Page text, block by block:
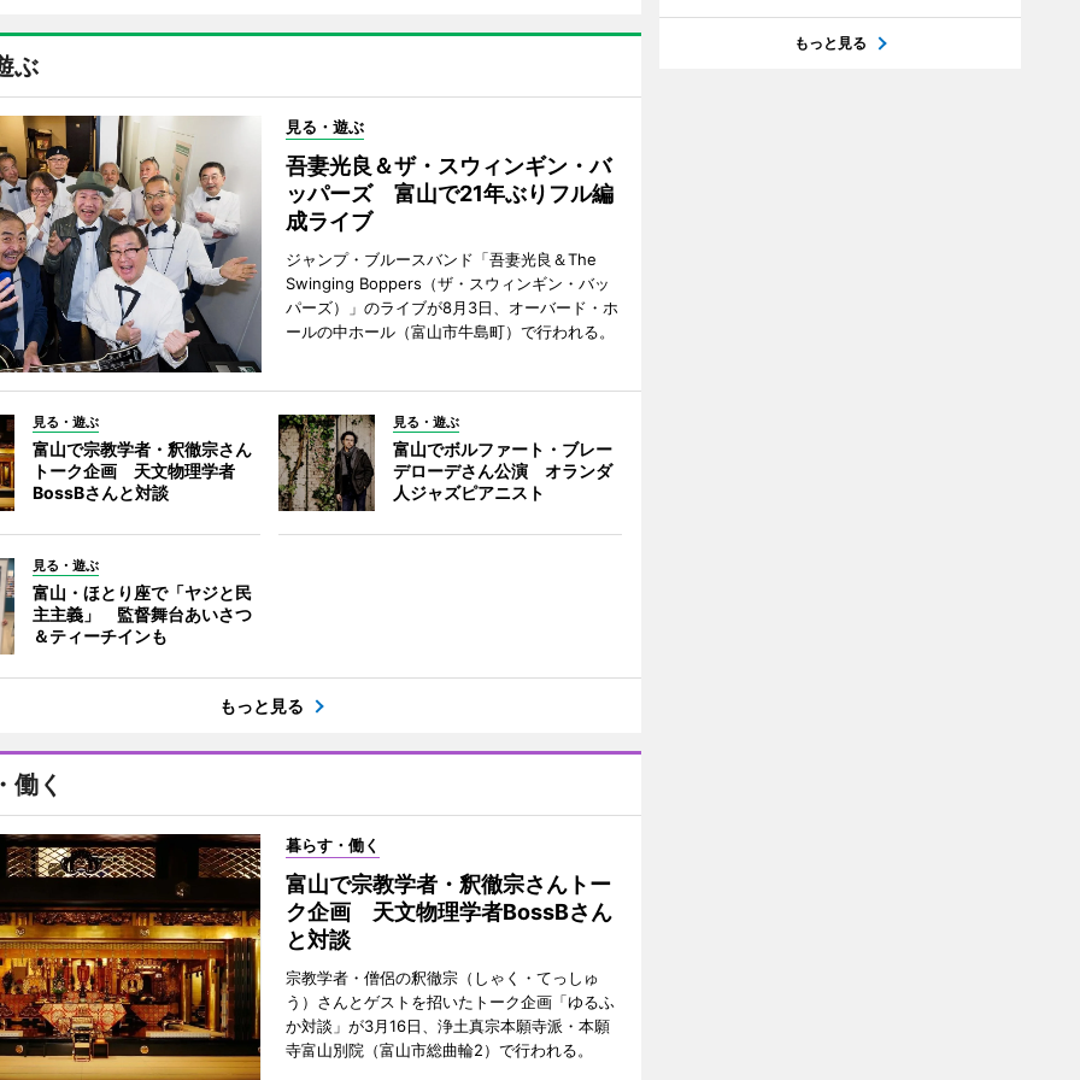
ぶ
見る・遊ぶ
吾妻光良＆ザ・スウィンギン・バ
ッパーズ 富山で21年ぶりフル編
成ライブ
ジャンプ・ブルースバンド「吾妻光良＆The
Swinging Boppers（ザ・スウィンギン・バッ
パーズ）」のライブが8月3日、オーバード・ホ
ールの中ホール（富山市牛島町）で行われる。
見る・遊ぶ
富山で宗教学者・釈徹宗さん
トーク企画 天文物理学者
BossBさんと対談
見る・遊ぶ
富山でボルファート・ブレー
デローデさん公演 オランダ
人ジャズピアニスト
見る・遊ぶ
富山・ほとり座で「ヤジと民
主主義」 監督舞台あいさつ
＆ティーチインも
もっと見る
働く
暮らす・働く
富山で宗教学者・釈徹宗さんトー
ク企画 天文物理学者BossBさん
と対談
宗教学者・僧侶の釈徹宗（しゃく・てっしゅ
う）さんとゲストを招いたトーク企画「ゆるふ
か対談」が3月16日、浄土真宗本願寺派・本願
寺富山別院（富山市総曲輪2）で行われる。
もっと見る